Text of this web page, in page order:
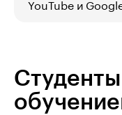
YouTube и